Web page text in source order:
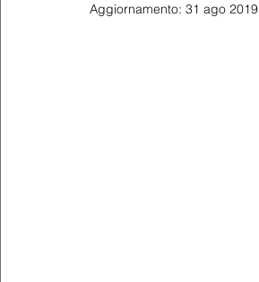
Aggiornamento: 31 ago 2019